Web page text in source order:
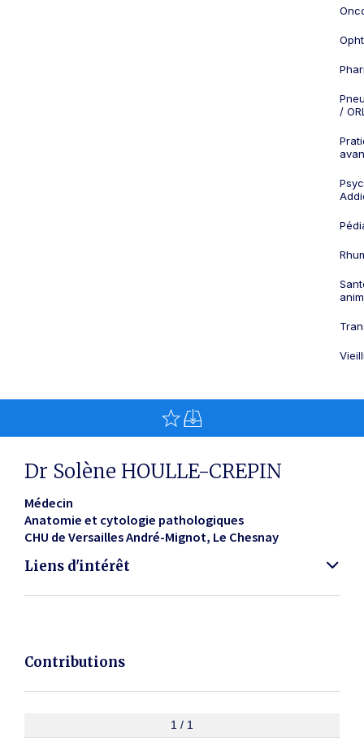
/
Dr Solène HOULLE-CREPIN
Médecin
Anatomie et cytologie pathologiques
CHU de Versailles André-Mignot Le Chesnay
Liens d'intérêt
Contributions
1 / 1